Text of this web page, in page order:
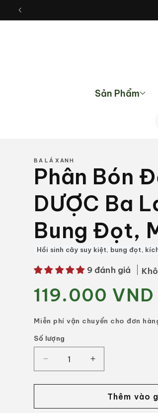
đến nội
dung
Sản Phẩm
BA LÁ XANH
Phân Bón
DƯỢC Ba
Bung Đọt,
Hồi sinh cây suy kiệt, bung đọt,
9 đánh giá
Giá
thông
thường
119.000 VND
Miễn phí vận chuyển cho đơn
Số
Số lượng
số
lượng
Phân
Tăng
số
lượng
của
Phân
Thêm vào